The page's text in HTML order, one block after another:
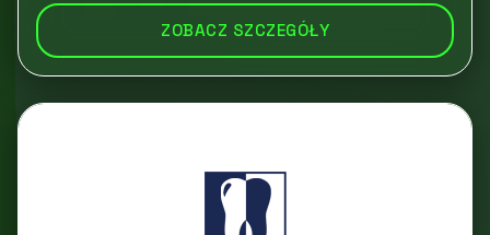
ZOBACZ SZCZEGÓŁY